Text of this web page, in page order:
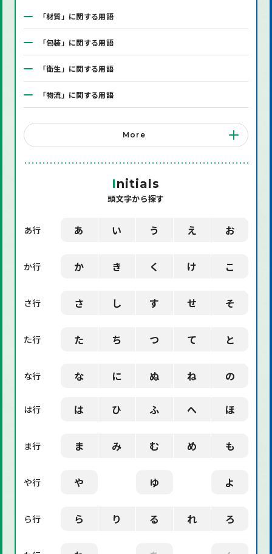
「材質」に関する用語
「包装」に関する用語
「衛生」に関する用語
「物流」に関する用語
「システム」に関する用語
「店舗備品」に関する用語
「環境」に関する用語
「業界用語」に関する用語
More
Initials
頭文字から探す
あ行 あ い う え お
か行 か き く け こ
さ行 さ し す せ そ
た行 た ち つ て と
な行 な に ぬ ね の
は行 は ひ ふ へ ほ
ま行 ま み む め も
や行 や ゆ よ
ら行 ら り る れ ろ